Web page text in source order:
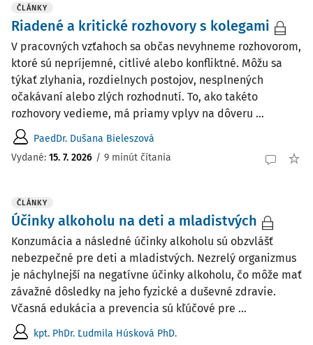
ČLÁNKY
Riadené a kritické rozhovory s kolegami
V pracovných vzťahoch sa občas nevyhneme rozhovorom,
ktoré sú nepríjemné, citlivé alebo konfliktné. Môžu sa
týkať zlyhania, rozdielnych postojov, nesplnených
očakávaní alebo zlých rozhodnutí. To, ako takéto
rozhovory vedieme, má priamy vplyv na dôveru ...
PaedDr. Dušana Bieleszová
Vydané: 15. 7. 2026 / 9 minút čítania
ČLÁNKY
Účinky alkoholu na deti a mladistvých
Konzumácia a následné účinky alkoholu sú obzvlášť
nebezpečné pre deti a mladistvých. Nezrelý organizmus
je náchylnejší na negatívne účinky alkoholu, čo môže mať
závažné dôsledky na jeho fyzické a duševné zdravie.
Včasná edukácia a prevencia sú kľúčové pre ...
kpt. PhDr. Ľudmila Húsková PhD.